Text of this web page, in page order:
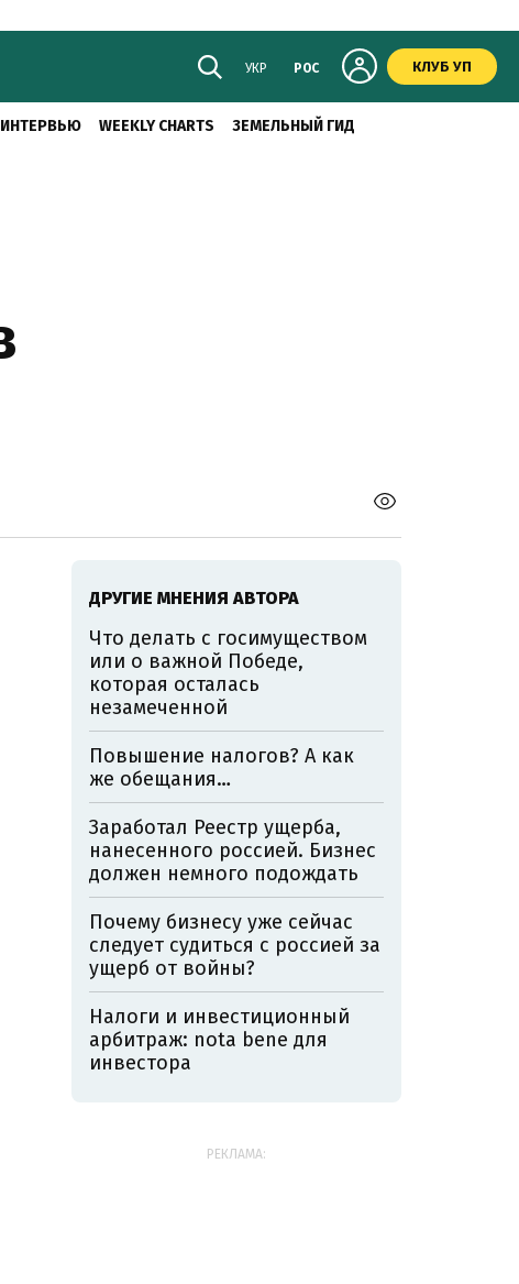
УКР РОС КЛУБ УП
ИНТЕРВЬЮ WEEKLY CHARTS ЗЕМЕЛЬНЫЙ ГИД
ДРУГИЕ МНЕНИЯ АВТОРА
Что делать с госимуществом
или о важной Победе,
которая осталась
незамеченной
Повышение налогов? А как
же обещания…
Заработал Реестр ущерба,
нанесенного россией. Бизнес
должен немного подождать
Почему бизнесу уже сейчас
следует судиться с россией за
ущерб от войны?
Налоги и инвестиционный
арбитраж: nota bene для
инвестора
РЕКЛАМА: